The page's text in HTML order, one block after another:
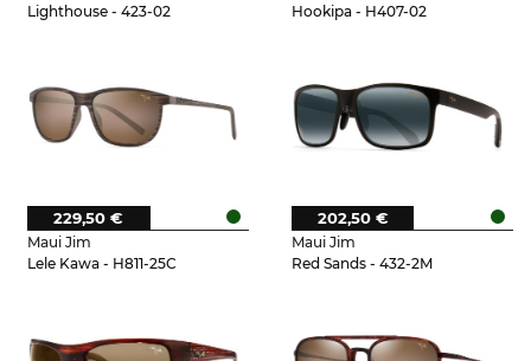
Lighthouse - 423-02
Hookipa - H407-02
Maui Jim
Lele Kawa - H811-25C
229,50 €
Maui Jim
Red Sands - 432-2M
202,50 €